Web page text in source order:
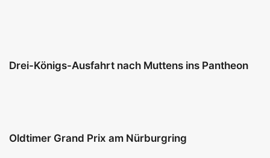
Drei-Königs-Ausfahrt nach Muttens ins Pantheon
Oldtimer Grand Prix am Nürburgring